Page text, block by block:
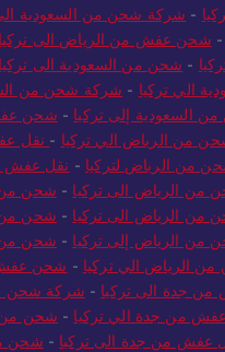
- شركة شحن من السعودية
- شحن عفش من الرياض الى تركيا
- شحن من السعودية الى تركيا
الي تركيا - شركة شحن من
السعودية إلى تركيا - شحن
من الرياض الي تركيا - نقل
من الرياض لتركيا - نقل عفش
من الرياض الى تركيا - شحن من
من الرياض الى تركيا - شحن من
من الرياض إلى تركيا - شحن من
الرياض الي تركيا - شحن
جدة الى تركيا - شركة شحن
من جدة الي تركيا - شحن من
عفش من جدة الى تركيا - شحن